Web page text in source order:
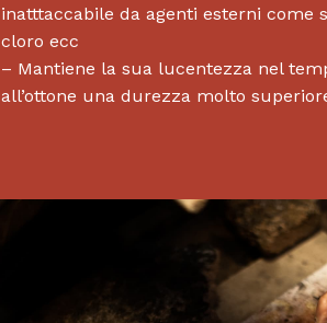
inatttaccabile da agenti esterni come
cloro ecc
– Mantiene la sua lucentezza nel
all’ottone una durezza molto